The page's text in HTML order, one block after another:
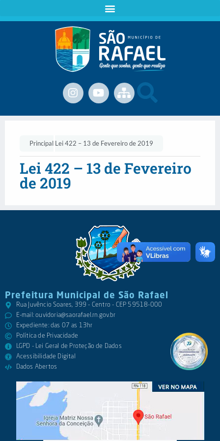
Principal Lei 422 – 13 de Fevereiro de 2019
Lei 422 – 13 de Fevereiro
de 2019
Prefeitura Municipal de São Rafael
Rua Juvêncio Soares, 399 - Centro - CEP 59518-000
E-mail:ouvidoria@saorafael.rn.gov.br
Expediente: das 07 as 13hr
Política de Privacidade
LGPD - Lei Geral de Proteção de Dados
Acessibilidade Digital
Dados Abertos